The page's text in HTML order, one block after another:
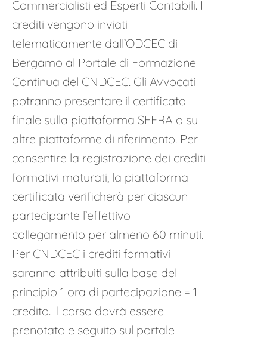
Commercialisti ed Esperti Contabili. I
crediti vengono inviati
telematicamente dall’ODCEC di
Bergamo al Portale di Formazione
Continua del CNDCEC. Gli Avvocati
potranno presentare il certificato
finale sulla piattaforma SFERA o su
altre piattaforme di riferimento. Per
consentire la registrazione dei crediti
formativi maturati, la piattaforma
certificata verificherà per ciascun
partecipante l’effettivo
collegamento per almeno 60 minuti.
Per CNDCEC i crediti formativi
saranno attribuiti sulla base del
principio 1 ora di partecipazione = 1
credito. Il corso dovrà essere
prenotato e seguito sul portale